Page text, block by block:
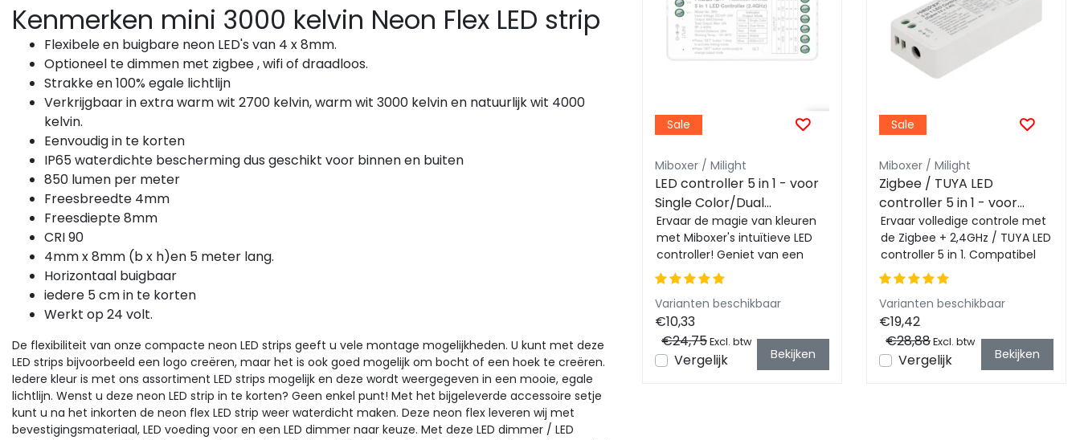
Kenmerken mini 3000 kelvin Neon Flex LED strip
Flexibele en buigbare neon LED's van 4 x 8mm.
Optioneel te dimmen met zigbee , wifi of draadloos.
Strakke en 100% egale lichtlijn
Verkrijgbaar in extra warm wit 2700 kelvin, warm wit 3000 kelvin en natuurlijk wit 4000
kelvin.
Eenvoudig in te korten
IP65 waterdichte bescherming dus geschikt voor binnen en buiten
850 lumen per meter
Freesbreedte 4mm
Freesdiepte 8mm
CRI 90
4mm x 8mm (b x h)en 5 meter lang.
Horizontaal buigbaar
iedere 5 cm in te korten
Werkt op 24 volt.
De flexibiliteit van onze compacte neon LED strips geeft u vele montage mogelijkheden. U kunt met deze
LED strips bijvoorbeeld een logo creëren, maar het is ook goed mogelijk om bocht of een hoek te creëren.
Iedere kleur is met ons assortiment LED strips mogelijk en deze wordt weergegeven in een mooie, egale
lichtlijn. Wenst u deze neon LED strip in te korten? Geen enkel punt! Met het bijgeleverde accessoire setje
kunt u na het inkorten de neon flex LED strip weer waterdicht maken. Deze neon flex leveren wij met
bevestigingsmateriaal, LED voeding voor en een LED dimmer naar keuze. Met deze LED dimmer / LED
Neonflex LED strips
Neon Flex LED strip 24
2700 kelvin extra
wit 10W 850LM 4 x 8
IP65 – 5 meter
de sfeer van gezellige
met deze Mini Neon
LED strip. Zacht, extra
wit licht (2700K) verlicht
Excl. btw
Vergelijk Bekijken
GLP LED drivers
met deze 60W, 24V, 2,5A
€22,23Excl. btw
Vergelijk Bekijken
Luksus Neonflex LED strips
€57,81Excl. btw
Vergelijk Bekijken
Sale
Miboxer / Milight
LED controller 5 in 1 - voor
Single Color/Dual
White/RGB/RGBW/RGBWW/RGBCCT
LED strips 12-24v - SR5
Ervaar de magie van kleuren
met Miboxer's intuïtieve LED
controller! Geniet van een
naadloze bediening over uw
Single Co...
Varianten beschikbaar
€10,33
€24,75Excl. btw
Vergelijk Bekijken
Sale
Miboxer / Milight
Zigbee / TUYA LED
controller 5 in 1 - voor
Single Color/Dual
White/RGB/RGBW/RGBWW/
LED strips 12-24v - SZ5
Ervaar volledige controle met
de Zigbee + 2,4GHz / TUYA LED
controller 5 in 1. Compatibel
met Philips HUE en Ieder type ...
Varianten beschikbaar
€19,42
€28,88Excl. btw
Vergelijk Bekijken